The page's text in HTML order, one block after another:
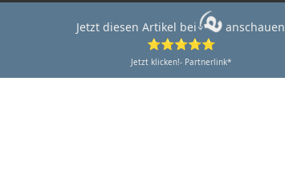
Jetzt diesen Artikel bei
anschauen
⭐⭐⭐⭐⭐
Jetzt klicken!- Partnerlink*